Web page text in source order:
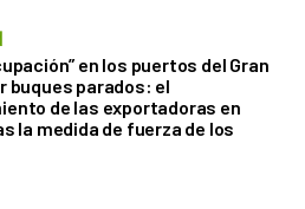
en los puertos del Gran
buques parados: el
de las exportadoras en
la medida de fuerza de los